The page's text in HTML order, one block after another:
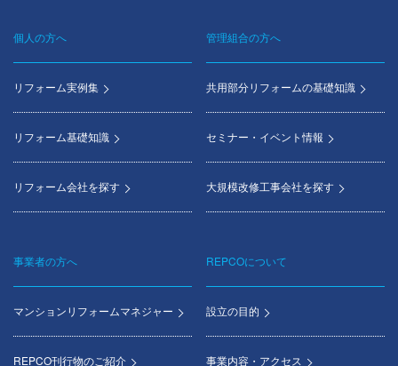
Footer
menu
個人の方へ
リフォーム実例集
リフォーム基礎知識
リフォーム会社を探す
管理組合の方へ
共用部分リフォームの基礎知識
セミナー・イベント情報
大規模改修工事会社を探す
事業者の方へ
マンションリフォームマネジャー
REPCO刊行物のご紹介
REPCOについて
設立の目的
事業内容・アクセス